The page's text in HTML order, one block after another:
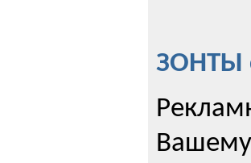
ЗОНТЫ